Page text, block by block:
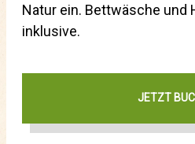
Natur ein. Bettwäsche und
inklusive.
JETZT